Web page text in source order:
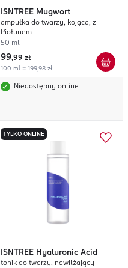
ISNTREE Mugwort
ampułka do twarzy, kojąca, z
Piołunem
50 ml
99,99 zł
100 ml = 199,98 zł
Niedostępny online
TYLKO ONLINE
ISNTREE Hyaluronic Acid
tonik do twarzy, nawilżający